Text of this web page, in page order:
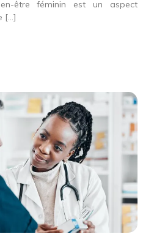
être féminin est un aspect
[…]